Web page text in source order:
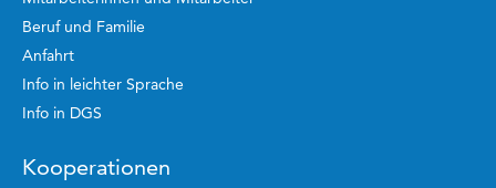
Beruf und Familie
Anfahrt
Info in leichter Sprache
Info in DGS
Kooperationen